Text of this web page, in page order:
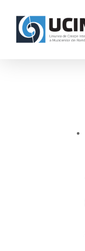
content